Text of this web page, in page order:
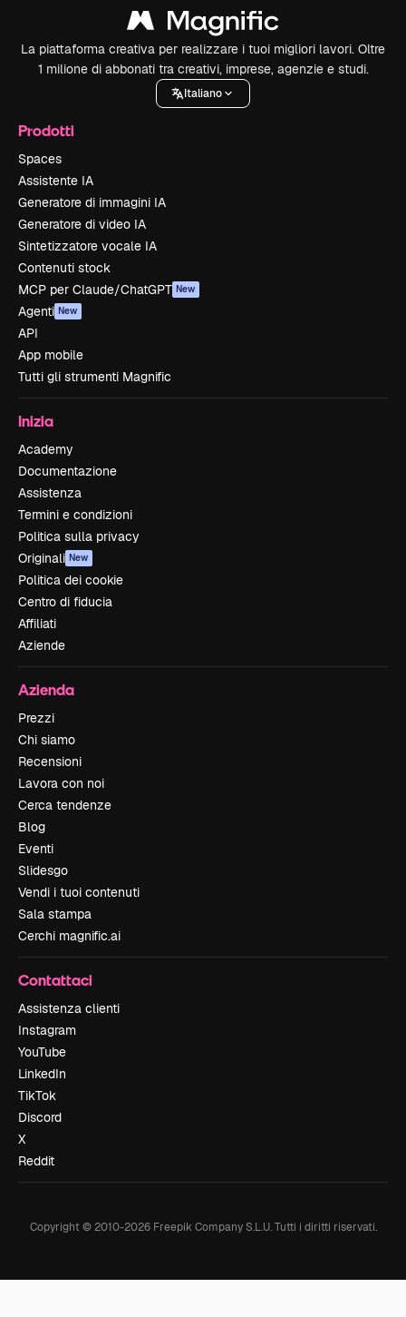
La piattaforma creativa per realizzare i tuoi migliori lavori. Oltre
1 milione di abbonati tra creativi, imprese, agenzie e studi.
Italiano
Prodotti
Spaces
Assistente IA
Generatore di immagini IA
Generatore di video IA
Sintetizzatore vocale IA
Contenuti stock
MCP per Claude/ChatGPT New
Agenti New
API
App mobile
Tutti gli strumenti Magnific
Inizia
Academy
Documentazione
Assistenza
Termini e condizioni
Politica sulla privacy
Originali New
Politica dei cookie
Centro di fiducia
Affiliati
Aziende
Azienda
Prezzi
Chi siamo
Recensioni
Lavora con noi
Cerca tendenze
Blog
Eventi
Slidesgo
Vendi i tuoi contenuti
Sala stampa
Cerchi magnific.ai
Contattaci
Assistenza clienti
Instagram
YouTube
LinkedIn
TikTok
Discord
X
Reddit
Copyright © 2010-2026Freepik Company S.L.U. Tutti i diritti riservati.